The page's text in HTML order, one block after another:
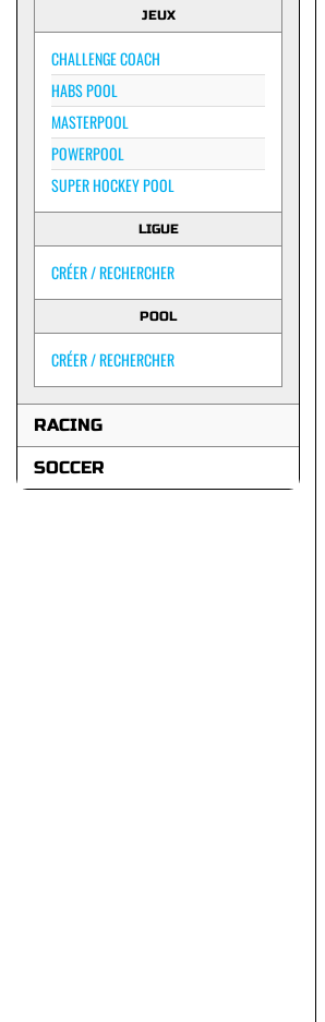
JEUX
CHALLENGE COACH
HABS POOL
MASTERPOOL
POWERPOOL
SUPER HOCKEY POOL
LIGUE
CRÉER / RECHERCHER
POOL
CRÉER / RECHERCHER
RACING
SOCCER